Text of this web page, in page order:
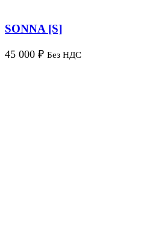
SONNA [S]
45 000 ₽ Без НДС